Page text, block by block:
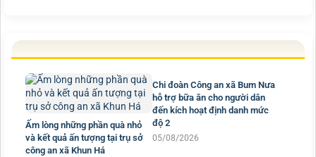
Ấm lòng những phần quà nhỏ
và kết quả ấn tượng tại trụ sở
công an xã Khun Há
Chi đoàn Công an xã Bum Nưa
hỗ trợ bữa ăn cho người dân
đến kích hoạt định danh mức
độ 2
05/08/2026